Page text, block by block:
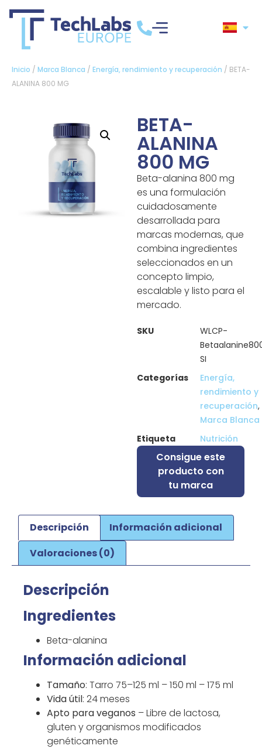
Inicio / Marca Blanca / Energía, rendimiento y recuperación / BETA-
ALANINA 800 MG
BETA-
ALANINA
800 MG
Beta-alanina 800 mg
es una formulación
cuidadosamente
desarrollada para
marcas modernas, que
combina ingredientes
seleccionados en un
concepto limpio,
escalable y listo para el
mercado.
SKU
WLCP-
SI
Categorías
Energía,
rendimiento y
recuperación,
Marca Blanca
Etiqueta
Nutrición
Consigue este
producto con
tu marca
Descripción
Información adicional
Valoraciones (0)
Descripción
Ingredientes
Beta-alanina
Información adicional
Tamaño: Tarro 75–125 ml – 150 ml – 175 ml
Vida útil: 24 meses
Apto para veganos – Libre de lactosa,
gluten y organismos modificados
genéticamente